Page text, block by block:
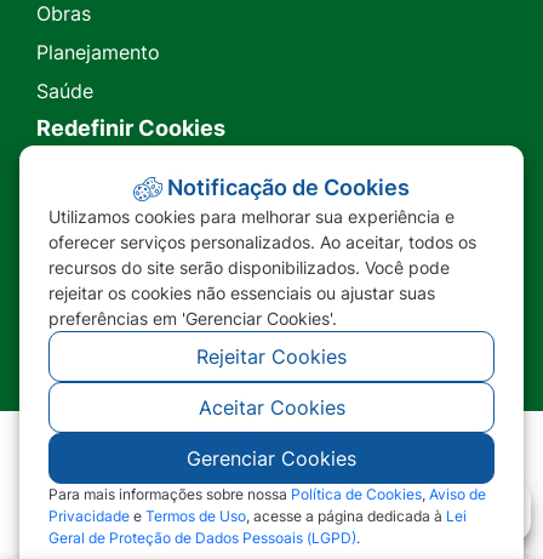
Obras
Planejamento
Saúde
Redefinir Cookies
Transparência
Ouvidoria
SIC
©2026 - Prefeitura Municipal de Nova Lacerda -
MT - Todos os direitos reservados
Notificação de Cookies
Utilizamos cookies para melhorar sua experiência e
oferecer serviços personalizados. Ao aceitar, todos os
recursos do site serão disponibilizados. Você pode
rejeitar os cookies não essenciais ou ajustar suas
preferências em 'Gerenciar Cookies'.
Rejeitar Cookies
Aceitar Cookies
Gerenciar Cookies
Para mais informações sobre nossa Política de Cookies, Aviso de
Privacidade e Termos de Uso, acesse a página dedicada à Lei
Geral de Proteção de Dados Pessoais (LGPD).